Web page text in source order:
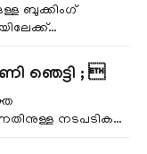
ഓഫ്
ബുക്കിംഗ്
ചെയ്യുവാന്‍ S$291
ബാഗേജ്‌
ഞെട്ടി ; 
നടപടികള്‍